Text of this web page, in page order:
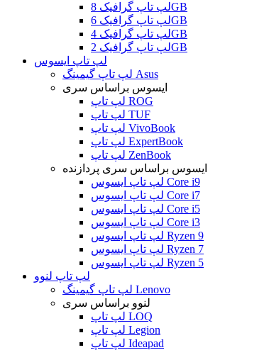
لپ تاپ گرافیک 8GB
لپ تاپ گرافیک 6GB
لپ تاپ گرافیک 4GB
لپ تاپ گرافیک 2GB
لپ تاپ ایسوس
لپ تاپ گیمینگ Asus
ایسوس براساس سری
لپ تاپ ROG
لپ تاپ TUF
لپ تاپ VivoBook
لپ تاپ ExpertBook
لپ تاپ ZenBook
ایسوس براساس سری پردازنده
لپ تاپ ایسوس Core i9
لپ تاپ ایسوس Core i7
لپ تاپ ایسوس Core i5
لپ تاپ ایسوس Core i3
لپ تاپ ایسوس Ryzen 9
لپ تاپ ایسوس Ryzen 7
لپ تاپ ایسوس Ryzen 5
لپ تاپ لنوو
لپ تاپ گیمینگ Lenovo
لنوو براساس سری
لپ تاپ LOQ
لپ تاپ Legion
لپ تاپ Ideapad